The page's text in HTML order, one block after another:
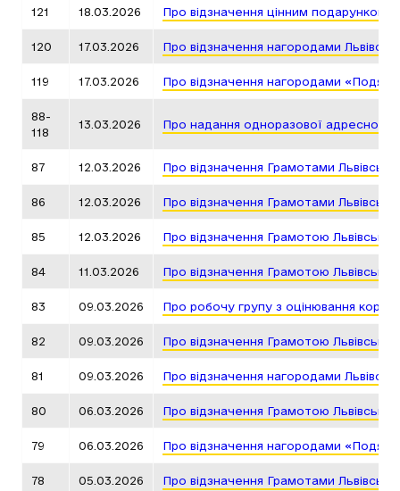
121 18.03.2026 Про відзначення цінним подарунком
120 17.03.2026 Про відзначення нагородами
119 17.03.2026 Про відзначення нагородами «Подяка
88-
118
13.03.2026 Про надання одноразової адресної
87 12.03.2026 Про відзначення Грамотами
86 12.03.2026 Про відзначення Грамотами
85 12.03.2026 Про відзначення Грамотою
84 11.03.2026 Про відзначення Грамотою
83 09.03.2026 Про робочу групу з оцінювання
82 09.03.2026 Про відзначення Грамотою
81 09.03.2026 Про відзначення нагородами
80 06.03.2026 Про відзначення Грамотою
79 06.03.2026 Про відзначення нагородами «Подяка
78 05.03.2026 Про відзначення Грамотами